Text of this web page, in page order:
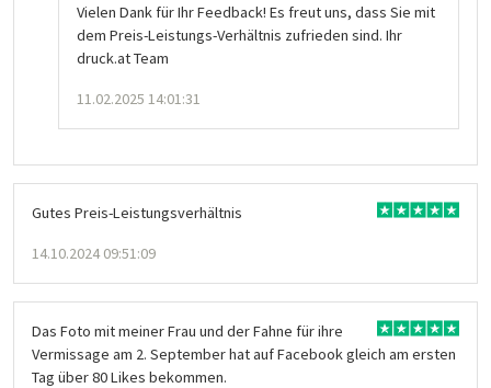
Vielen Dank für Ihr Feedback! Es freut uns, dass Sie mit
dem Preis-Leistungs-Verhältnis zufrieden sind. Ihr
druck.at Team
11.02.2025 14:01:31
Gutes Preis-Leistungsverhältnis
14.10.2024 09:51:09
Das Foto mit meiner Frau und der Fahne für ihre
Vermissage am 2. September hat auf Facebook gleich am ersten
Tag über 80 Likes bekommen.